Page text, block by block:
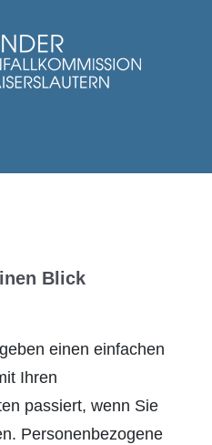
Blick
einen einfachen
Ihren
passiert, wenn Sie
Personenbezogene